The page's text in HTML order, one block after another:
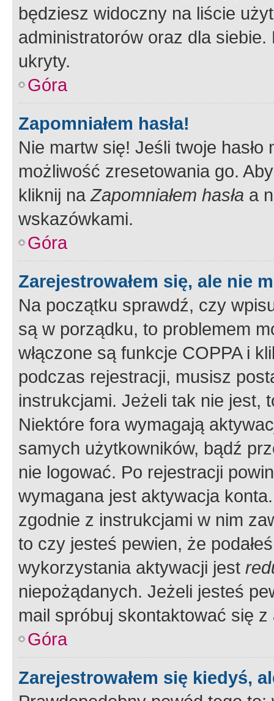
będziesz widoczny na liście
administratorów oraz dla
ukryty.
Góra
Zapomniałem hasła!
Nie martw się! Jeśli twoje
możliwość zresetowania go.
kliknij naZapomniałem hasła a
wskazówkami.
Góra
Zarejestrowałem się, ale nie
Na początku sprawdź, czy
są w porządku, to problemem
włączone są funkcje COPPA i
podczas rejestracji, musisz
instrukcjami. Jeżeli tak nie jest,
Niektóre fora wymagają
samych użytkowników, bądź
nie logować. Po rejestracji
wymagana jest aktywacja
zgodnie z instrukcjami w nim
to czy jesteś pewien, że
wykorzystania aktywacji jest
niepożądanych. Jeżeli jesteś
mail spróbuj skontaktować się
Góra
Zarejestrowałem się kiedyś,